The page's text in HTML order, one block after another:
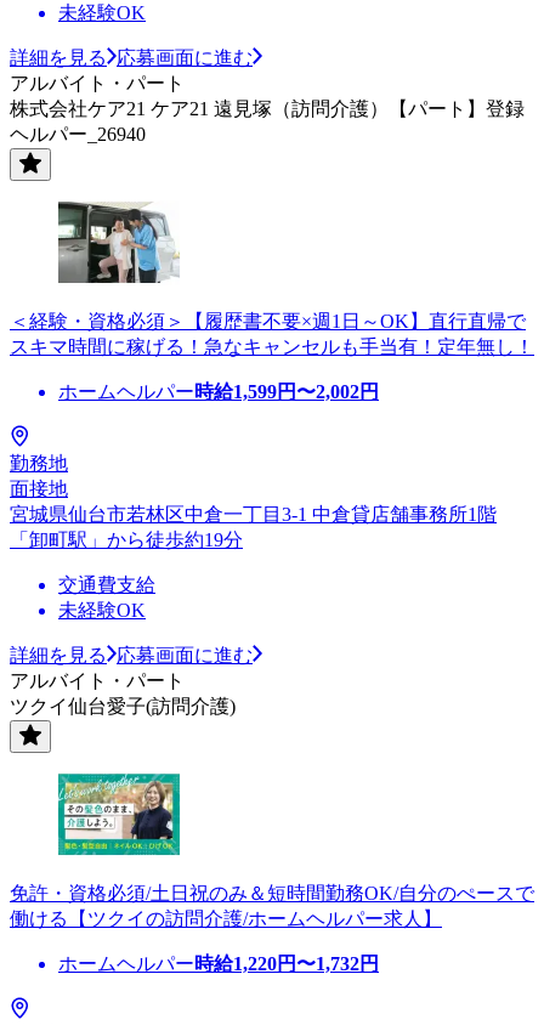
未経験OK
詳細を見る
応募画面に進む
アルバイト・パート
株式会社ケア21 ケア21 遠見塚（訪問介護）【パート】登録
ヘルパー_26940
＜経験・資格必須＞【履歴書不要×週1日～OK】直行直帰で
スキマ時間に稼げる！急なキャンセルも手当有！定年無し！
ホームヘルパー時給1,599円〜2,002円
勤務地
面接地
宮城県仙台市若林区中倉一丁目3-1 中倉貸店舗事務所1階
「卸町駅」から徒歩約19分
交通費支給
未経験OK
詳細を見る
応募画面に進む
アルバイト・パート
ツクイ仙台愛子(訪問介護)
免許・資格必須/土日祝のみ＆短時間勤務OK/自分のぺースで
働ける【ツクイの訪問介護/ホームヘルパー求人】
ホームヘルパー時給1,220円〜1,732円